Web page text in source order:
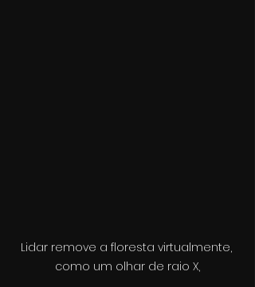
Lidar remove a floresta virtualmente,
como um olhar de raio X,